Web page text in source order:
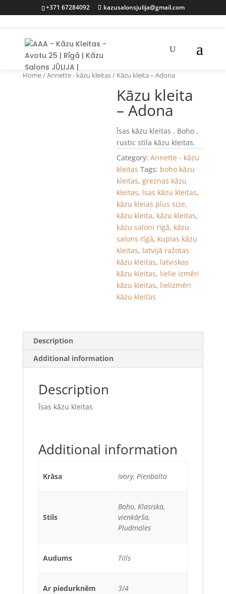
+371 67284092 kazusalonsjulija@gmail.com
Home/Annette - kāzu kleitas/ Kāzu kleita – Adona
Kāzu kleita
– Adona
Īsas kāzu kleitas . Boho ,
rustic stila kāzu kleitas.
Category:Annette - kāzu
kleitas Tags: boho kāzu
kleitas,greznas kāzu
kleitas,īsas kāzu kleitas,
kāzu kleias plus size,
kāzu kleita, kāzu kleitas,
kāzu saloni rīgā, kāzu
salons rīgā, kuplas kāzu
kleitas, latvijā ražotas
kāzu kleitas, latviskas
kāzu kleitas, lielie izmēri
kāzu kleitas, lielizmēri
kāzu kleitas
Description
Additional information
Description
Īsas kāzu kleitas
Additional information
Krāsa Ivory, Pienbalta
Stils
Boho, Klasiska,
vienkāŗša,
Pludmales
Audums Tills
Ar piedurknēm 3/4